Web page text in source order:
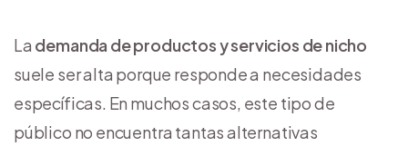
La demanda de productos y servicios de nicho
suele ser alta porque responde a necesidades
específicas. En muchos casos, este tipo de
público no encuentra tantas alternativas